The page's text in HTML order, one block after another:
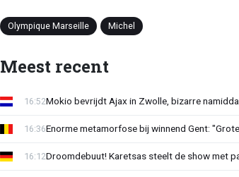
Olympique Marseille Michel
Meest recent
Mokio bevrijdt Ajax in Zwolle, bizarre
16:52
Enorme metamorfose bij winnend Gent:
16:36
Droomdebuut! Karetsas steelt de show met
16:12